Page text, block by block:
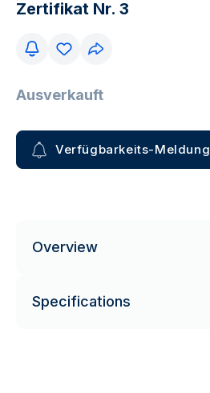
Zertifikat Nr. 3
Ausverkauft
Verfügbarkeits-Meldung
Overview
Specifications